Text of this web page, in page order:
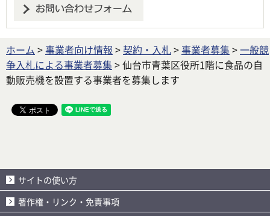
ホーム >事業者向け情報 > 契約・入札>事業者募集 >一般競
争入札による事業者募集 > 仙台市青葉区役所1階に食品の自
動販売機を設置する事業者を募集します
サイトの使い方
著作権・リンク・免責事項